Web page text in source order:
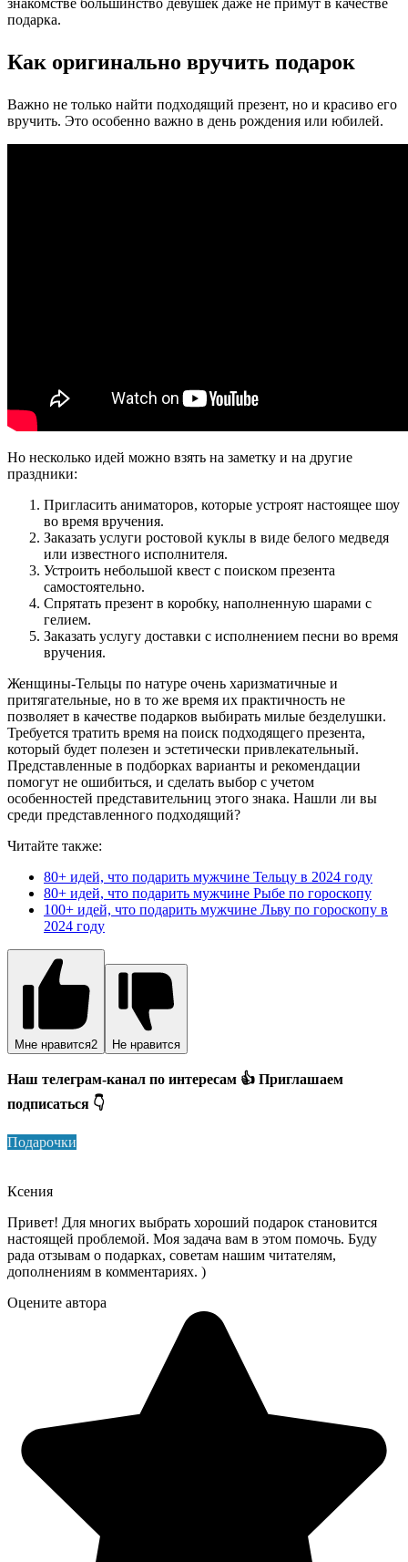
знакомстве большинство девушек даже не примут в качестве
подарка.
Как оригинально вручить подарок
Важно не только найти подходящий презент, но и красиво его
вручить. Это особенно важно в день рождения или юбилей.
Но несколько идей можно взять на заметку и на другие
праздники:
Пригласить аниматоров, которые устроят настоящее шоу
во время вручения.
Заказать услуги ростовой куклы в виде белого медведя
или известного исполнителя.
Устроить небольшой квест с поиском презента
самостоятельно.
Спрятать презент в коробку, наполненную шарами с
гелием.
Заказать услугу доставки с исполнением песни во время
вручения.
Женщины-Тельцы по натуре очень харизматичные и
притягательные, но в то же время их практичность не
позволяет в качестве подарков выбирать милые безделушки.
Требуется тратить время на поиск подходящего презента,
который будет полезен и эстетически привлекательный.
Представленные в подборках варианты и рекомендации
помогут не ошибиться, и сделать выбор с учетом
особенностей представительниц этого знака. Нашли ли вы
среди представленного подходящий?
Читайте также:
80+ идей, что подарить мужчине Тельцу в 2024 году
80+ идей, что подарить мужчине Рыбе по гороскопу
100+ идей, что подарить мужчине Льву по гороскопу в
2024 году
Мне нравится2 Не нравится
Наш телеграм-канал по интересам 👍 Приглашаем
подписаться 👇
Подарочки
Ксения
Привет! Для многих выбрать хороший подарок становится
настоящей проблемой. Моя задача вам в этом помочь. Буду
рада отзывам о подарках, советам нашим читателям,
дополнениям в комментариях. )
Оцените автора